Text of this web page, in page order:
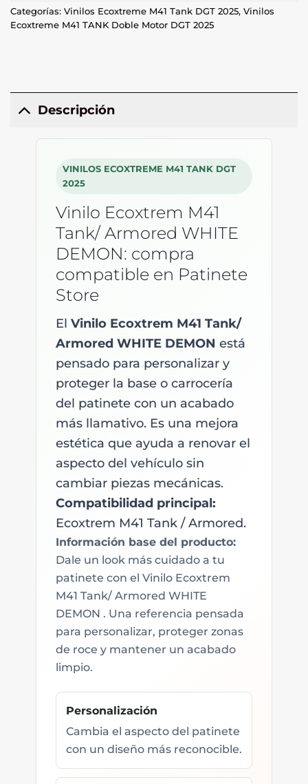
Categorías: Vinilos Ecoxtreme M41 Tank DGT 2025, Vinilos
Ecoxtreme M41 TANK Doble Motor DGT 2025
Descripción
VINILOS ECOXTREME M41 TANK DGT
2025
Vinilo Ecoxtrem M41
Tank/ Armored WHITE
DEMON: compra
compatible en Patinete
Store
El Vinilo Ecoxtrem M41 Tank/
Armored WHITE DEMON está
pensado para personalizar y
proteger la base o carrocería
del patinete con un acabado
más llamativo. Es una mejora
estética que ayuda a renovar el
aspecto del vehículo sin
cambiar piezas mecánicas.
Compatibilidad principal:
Ecoxtrem M41 Tank / Armored.
Información base del producto:
Dale un look más cuidado a tu
patinete con el Vinilo Ecoxtrem
M41 Tank/ Armored WHITE
DEMON . Una referencia pensada
para personalizar, proteger zonas
de roce y mantener un acabado
limpio.
Personalización
Cambia el aspecto del patinete
con un diseño más reconocible.